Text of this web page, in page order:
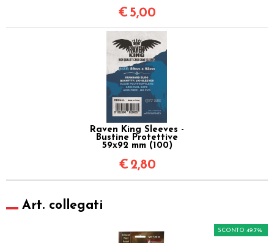
€ 5,00
Raven King Sleeves -
Bustine Protettive
59x92 mm (100)
€ 2,80
Art. collegati
SCONTO 49.7%